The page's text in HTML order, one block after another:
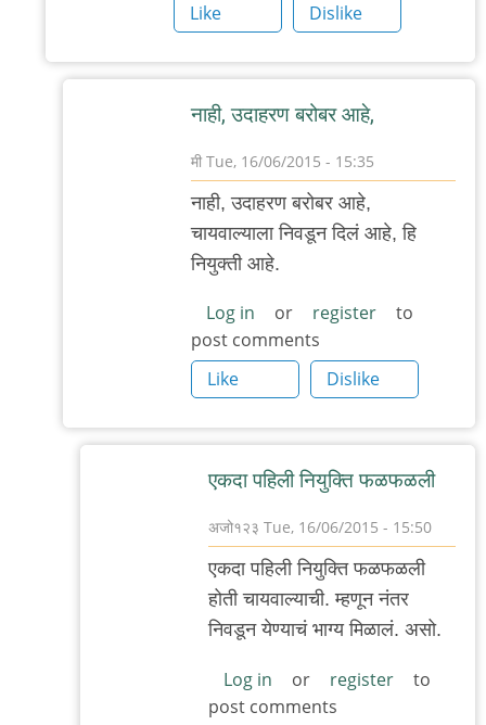
Like
Dislike
नाही, उदाहरण बरोबर आहे,
मी Tue, 16/06/2015 - 15:35
to
वेल,
चायवाला
जर
पंप्र
होऊ
by
नाही, उदाहरण बरोबर आहे,
चायवाल्याला निवडून दिलं आहे, हि
नियुक्ती आहे.
Log in or register
to
post comments
Like
Dislike
एकदा पहिली नियुक्ति फळफळली
अजो१२३ Tue, 16/06/2015 - 15:50
reply
to
नाही,
उदाहरण
बरोबर
एकदा पहिली नियुक्ति फळफळली
होती चायवाल्याची. म्हणून नंतर
निवडून येण्याचं भाग्य मिळालं. असो.
Log in or register
to
post comments